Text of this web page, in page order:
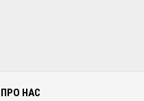
ПРО НАС